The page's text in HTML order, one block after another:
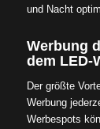
und Nacht
Werbung
dem LED-
Der größte
Werbung
Werbespots